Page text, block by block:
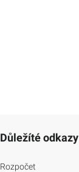
Důležíté odkazy
Rozpočet